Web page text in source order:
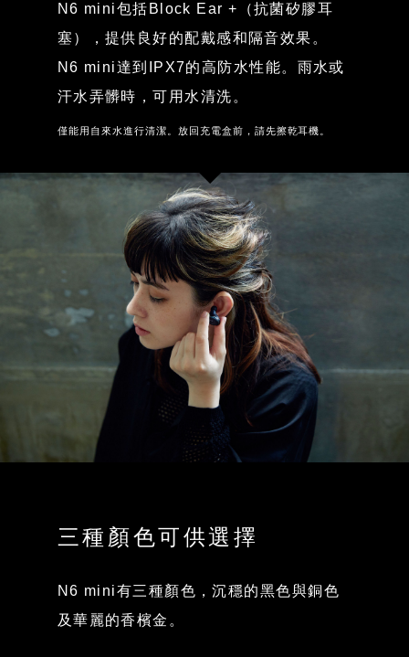
N6 mini包括Block Ear +（抗菌矽膠耳
塞），提供良好的配戴感和隔音效果。
N6 mini達到IPX7的高防水性能。雨水或
汗水弄髒時，可用水清洗。
僅能用自來水進行清潔。放回充電盒前，請先擦乾耳機。
三種顏色可供選擇
N6 mini有三種顏色，沉穩的黑色與銅色
及華麗的香檳金。